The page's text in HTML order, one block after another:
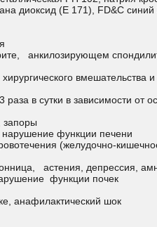
диоксид (Е 171), FD&C
анкилозирующем
вмешательства
в сутки в зависимости от
запоры
функции печени
(желудочно-
астения, депрессия,
функции почек
анафилактический шок